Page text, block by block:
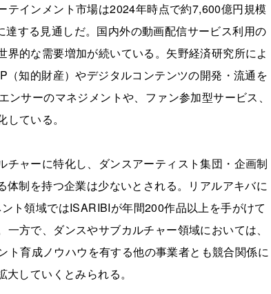
テインメント市場は2024年時点で約7,600億円規模
する見通しだ。国内外の動画配信サービス利用の
的な需要増加が続いている。矢野経済研究所によ
知的財産）やデジタルコンテンツの開発・流通を
サーのマネジメントや、ファン参加型サービス、
ている。
ャーに特化し、ダンスアーティスト集団・企画制
制を持つ企業は少ないとされる。リアルアキバに
ト領域ではISARIBIが年間200作品以上を手がけて
方で、ダンスやサブカルチャー領域においては、
ト育成ノウハウを有する他の事業者とも競合関係に
していくとみられる。